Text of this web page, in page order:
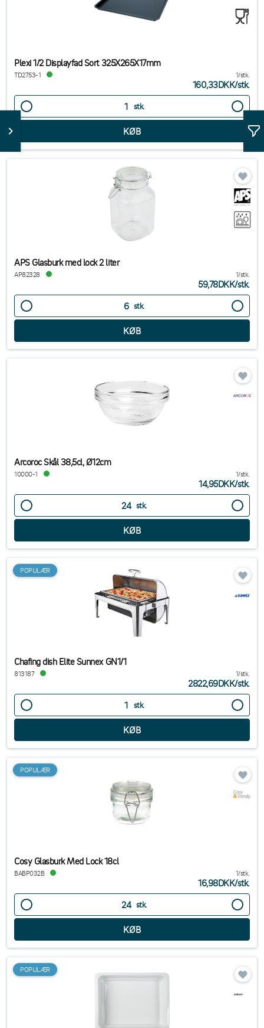
Plexi 1/2 Displayfad Sort 325X265X17mm
TD2753-1 1/stk.
160,33DKK/stk.
stk.
APS Glasburk med lock 2 liter
AP82328 1/stk.
59,78DKK/stk.
stk.
Arcoroc Skål 38,5cl, Ø12cm
10000-1 1/stk.
14,95DKK/stk.
stk.
POPULÆR
Chafing dish Elite Sunnex GN1/1
813187 1/stk.
2822,69DKK/stk.
stk.
POPULÆR
Cosy Glasburk Med Lock 18cl
BABP032B 1/stk.
16,98DKK/stk.
stk.
POPULÆR